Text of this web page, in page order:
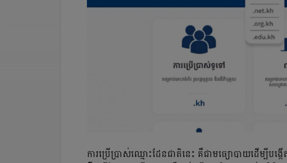
ការប្រើប្រាស់​ឈ្មោះដែនជាតិនេះ គឺ​ជាមធ្យោបាយ​ដើម្បីបង្ក